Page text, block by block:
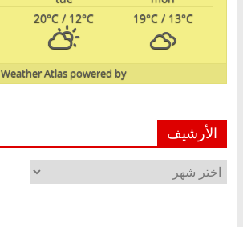
19°C/ 13°C
20°C / 12°C
powered by
Weather Atlas
الأرشيف
الأرشيف